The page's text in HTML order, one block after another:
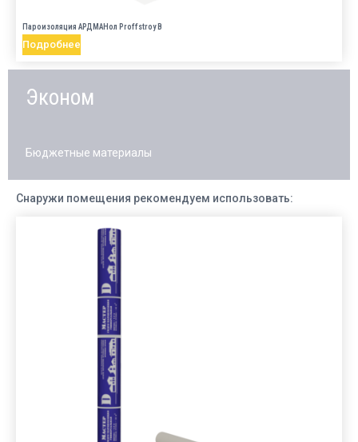
Пароизоляция АРДМАНол Proffstroy B
Подробнее
Эконом
Бюджетные материалы
Снаружи помещения рекомендуем использовать: